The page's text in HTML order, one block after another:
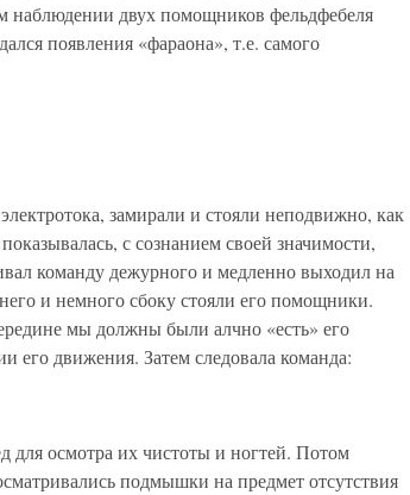
наблюдении двух помощников фельдфебеля
появления «фараона», т.е. самого
замирали и стояли неподвижно, как
с сознанием своей значимости,
команду дежурного и медленно выходил на
и немного сбоку стояли его помощники.
мы должны были алчно «есть» его
его движения. Затем следовала команда:
для осмотра их чистоты и ногтей. Потом
подмышки на предмет отсутствия